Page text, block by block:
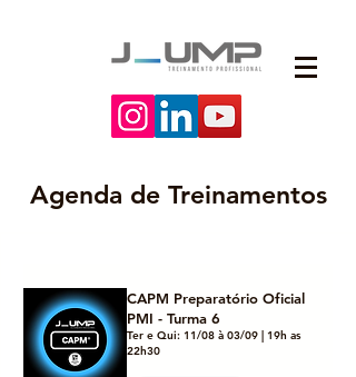
Agenda de Treinamentos
CAPM Preparatório Oficial
PMI - Turma 6
Ter e Qui: 11/08 à 03/09 | 19h as
22h30